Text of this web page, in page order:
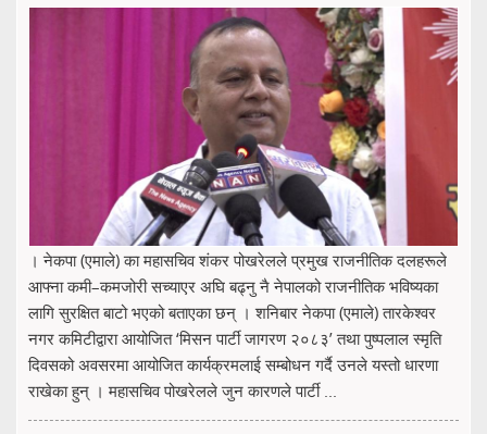
। नेकपा (एमाले) का महासचिव शंकर पोखरेलले प्रमुख राजनीतिक दलहरूले
आफ्ना कमी–कमजोरी सच्याएर अघि बढ्नु नै नेपालको राजनीतिक भविष्यका
लागि सुरक्षित बाटो भएको बताएका छन् । शनिबार नेकपा (एमाले) तारकेश्वर
नगर कमिटीद्वारा आयोजित ‘मिसन पार्टी जागरण २०८३’ तथा पुष्पलाल स्मृति
दिवसको अवसरमा आयोजित कार्यक्रमलाई सम्बोधन गर्दै उनले यस्तो धारणा
राखेका हुन् । महासचिव पोखरेलले जुन कारणले पार्टी ...